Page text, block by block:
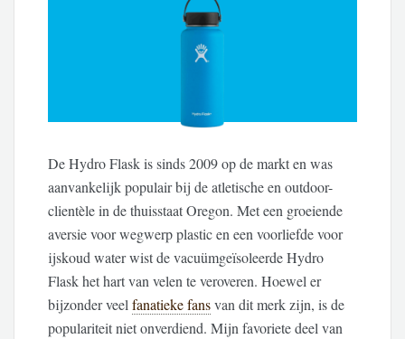
De Hydro Flask is sinds 2009 op de markt en was
aanvankelijk populair bij de atletische en outdoor-
clientèle in de thuisstaat Oregon. Met een groeiende
aversie voor wegwerp plastic en een voorliefde voor
ijskoud water wist de vacuümgeïsoleerde Hydro
Flask het hart van velen te veroveren. Hoewel er
bijzonder veelfanatieke fansvan dit merk zijn, is de
populariteit niet onverdiend. Mijn favoriete deel van